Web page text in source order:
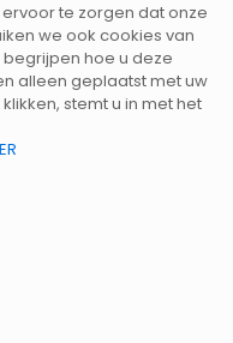
te zorgen dat onze
we ook cookies van
hoe u deze
alleen geplaatst met uw
stemt u in met het